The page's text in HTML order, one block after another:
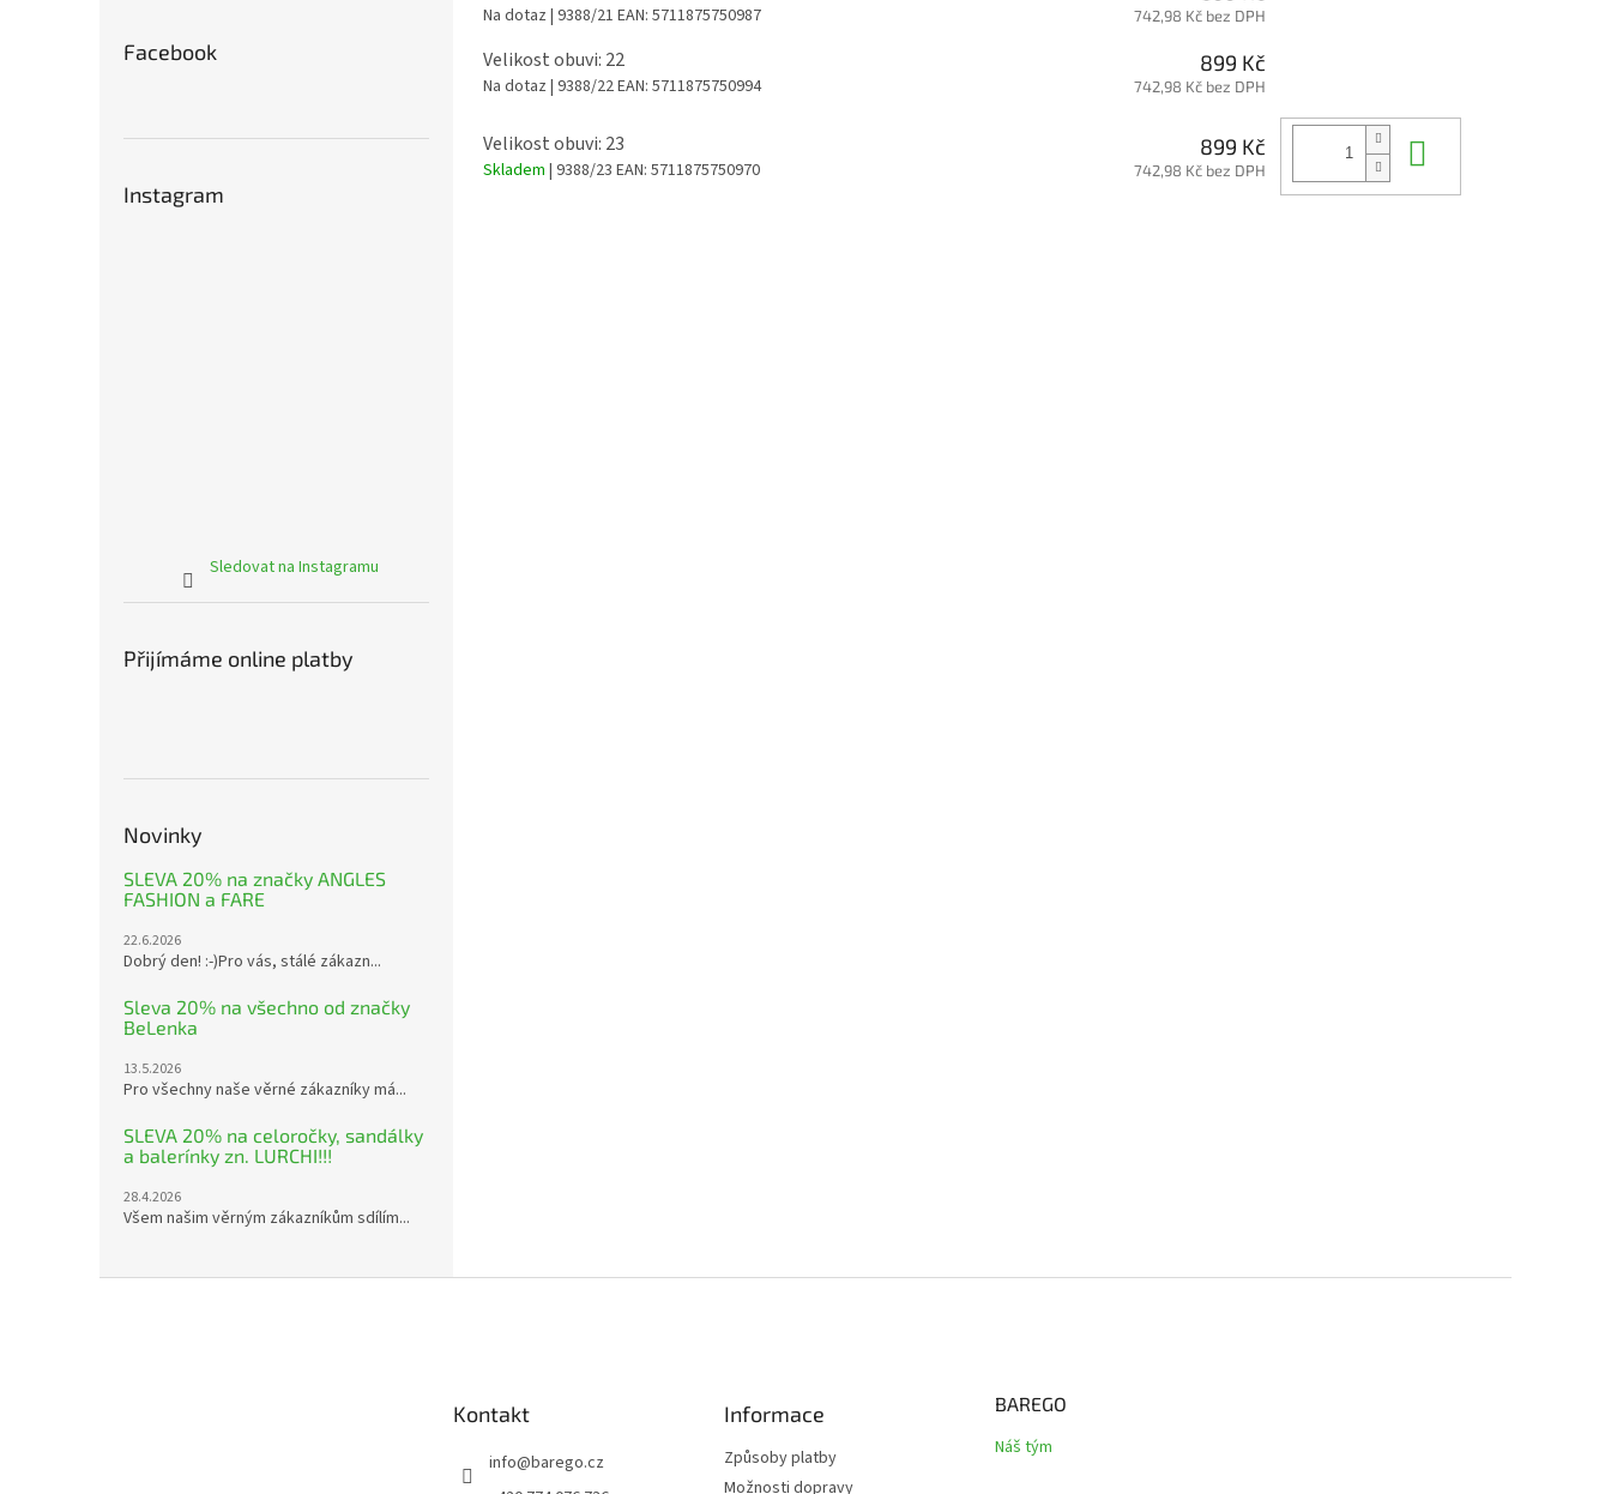
Facebook
Instagram
Sledovat na Instagramu
Přijímáme online platby
Novinky
SLEVA 20% na značky ANGLES
FASHION a FARE
22.6.2026
Dobrý den! :-)Pro vás, stálé zákazn...
Sleva 20% na všechno od značky
BeLenka
13.5.2026
Pro všechny naše věrné zákazníky má...
SLEVA 20% na celoročky, sandálky
a balerínky zn. LURCHI!!!
28.4.2026
Všem našim věrným zákazníkům sdílím...
Na dotaz | 9388/21 EAN: 5711875750987 742,98 Kč bez DPH
Velikost obuvi: 22
Na dotaz | 9388/22EAN: 5711875750994
899 Kč
742,98 Kč bez DPH
Velikost obuvi: 23
Skladem | 9388/23 EAN: 5711875750970
899 Kč
742,98 Kč bez DPH
Kontakt
info@barego.cz
Informace
Způsoby platby
Možnosti dopravy
BAREGO
Náš tým